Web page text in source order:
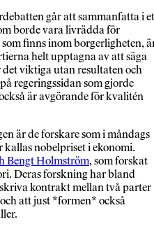
går att sammanfatta i
borde vara livrädda för
finns inom borgerligheten,
helt upptagna av att säga
viktiga utan resultaten och
regeringssidan som gjorde
är avgörande för kvalitén
är de forskare som i måndags
nobelpriset i ekonomi.
Bengt Holmström, som forskat
Deras forskning har bland
kontrakt mellan två parter
att just *formen* också